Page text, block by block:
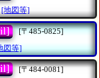
[地図等]
[〒485-0825]
図等]
[〒484-0081]